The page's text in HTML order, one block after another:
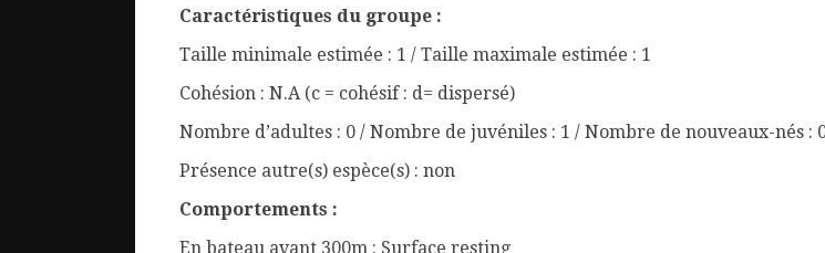
Caractéristiques du groupe :
Taille minimale estimée : 1 / Taille maximale estimée : 1
Cohésion : N.A (c = cohésif : d= dispersé)
Nombre d’adultes : 0 / Nombre de juvéniles : 1 / Nombre de nouveaux-nés :
Présence autre(s) espèce(s) : non
Comportements :
En bateau avant 300m : Surface resting